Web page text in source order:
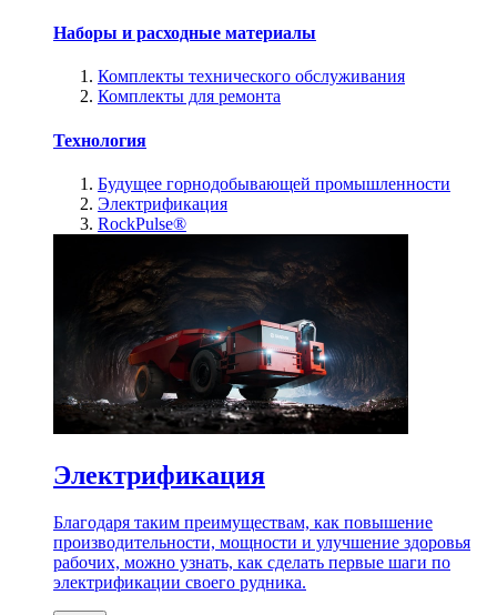
Наборы и расходные материалы
Комплекты технического обслуживания
Комплекты для ремонта
Технология
Будущее горнодобывающей промышленности
Электрификация
RockPulse®
Электрификация
Благодаря таким преимуществам, как повышение
производительности, мощности и улучшение здоровья
рабочих, можно узнать, как сделать первые шаги по
электрификации своего рудника.